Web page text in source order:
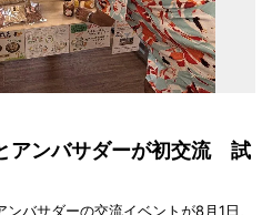
アンバサダーが初交流 試
バサダーの交流イベントが8月1日、